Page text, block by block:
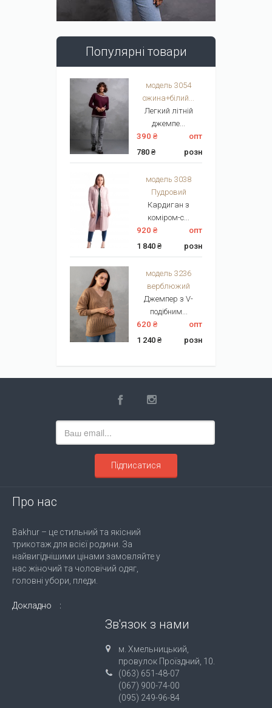
Популярні товари
модель 3054
ожина+білий...
Легкий літній
джемпе...
390 ₴
опт
780 ₴
розн
модель 3038
Пудровий
Кардиган з
коміром-с...
920 ₴
опт
1 840 ₴
розн
модель 3236
верблюжий
Джемпер з V-
подібним...
620 ₴
опт
1 240 ₴
розн
Підписатися
Про нас
Bakhur – це стильний та якісний
трикотаж для всієї родини. За
найвигіднішими цінами замовляйте у
нас жіночий та чоловічий одяг,
головні убори, пледи.
Докладно
Зв'язок з нами
м. Хмельницький,
провулок Проїздний, 10.
(063) 651-48-07
(067) 900-74-00
(095) 249-96-84